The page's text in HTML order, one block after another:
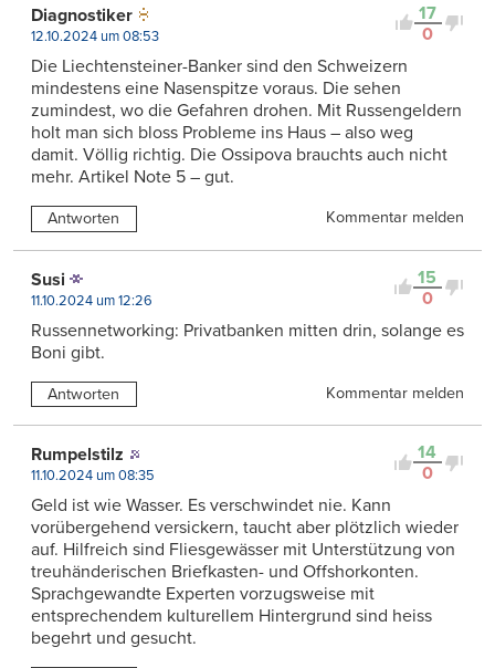
17
0
Diagnostiker
12.10.2024 um 08:53
Die Liechtensteiner-Banker sind den Schweizern
mindestens eine Nasenspitze voraus. Die sehen
zumindest, wo die Gefahren drohen. Mit Russengeldern
holt man sich bloss Probleme ins Haus – also weg
damit. Völlig richtig. Die Ossipova brauchts auch nicht
mehr. Artikel Note 5 – gut.
Antworten Kommentar melden
15
0
Susi
11.10.2024 um 12:26
Russennetworking: Privatbanken mitten drin, solange es
Boni gibt.
Antworten Kommentar melden
14
0
Rumpelstilz
11.10.2024 um 08:35
Geld ist wie Wasser. Es verschwindet nie. Kann
vorübergehend versickern, taucht aber plötzlich wieder
auf. Hilfreich sind Fliesgewässer mit Unterstützung von
treuhänderischen Briefkasten- und Offshorkonten.
Sprachgewandte Experten vorzugsweise mit
entsprechendem kulturellem Hintergrund sind heiss
begehrt und gesucht.